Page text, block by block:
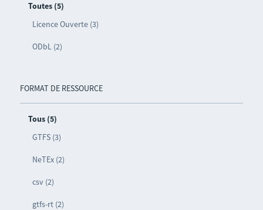
Toutes (5)
Licence Ouverte (3)
ODbL (2)
FORMAT DE RESSOURCE
Tous (5)
GTFS (3)
NeTEx (2)
csv (2)
gtfs-rt (2)